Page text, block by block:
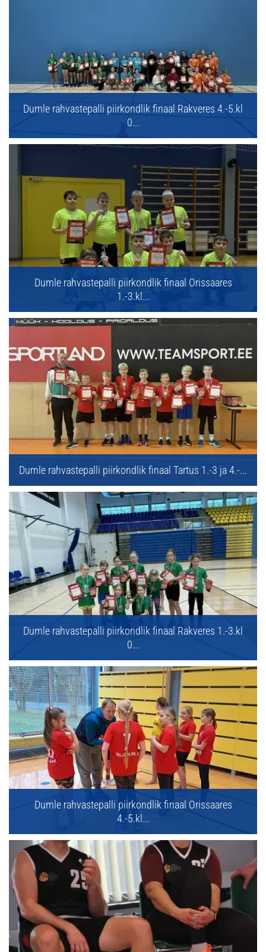
Dumle rahvastepalli piirkondlik finaal Rakveres 4.-5.kl
0...
Dumle rahvastepalli piirkondlik finaal Orissaares
1.-3.kl...
Dumle rahvastepalli piirkondlik finaal Tartus 1.-3 ja 4.-...
Dumle rahvastepalli piirkondlik finaal Rakveres 1.-3.kl
0...
Dumle rahvastepalli piirkondlik finaal Orissaares
4.-5.kl...